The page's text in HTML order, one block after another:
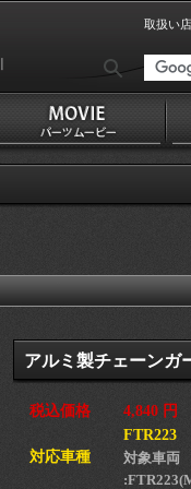
取扱い
アルミ製チェーンガ
税込価格 4,840 円
対応車種
FTR223
対象車両